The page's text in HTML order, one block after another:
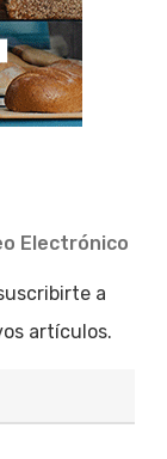
Electrónico
a
artículos.